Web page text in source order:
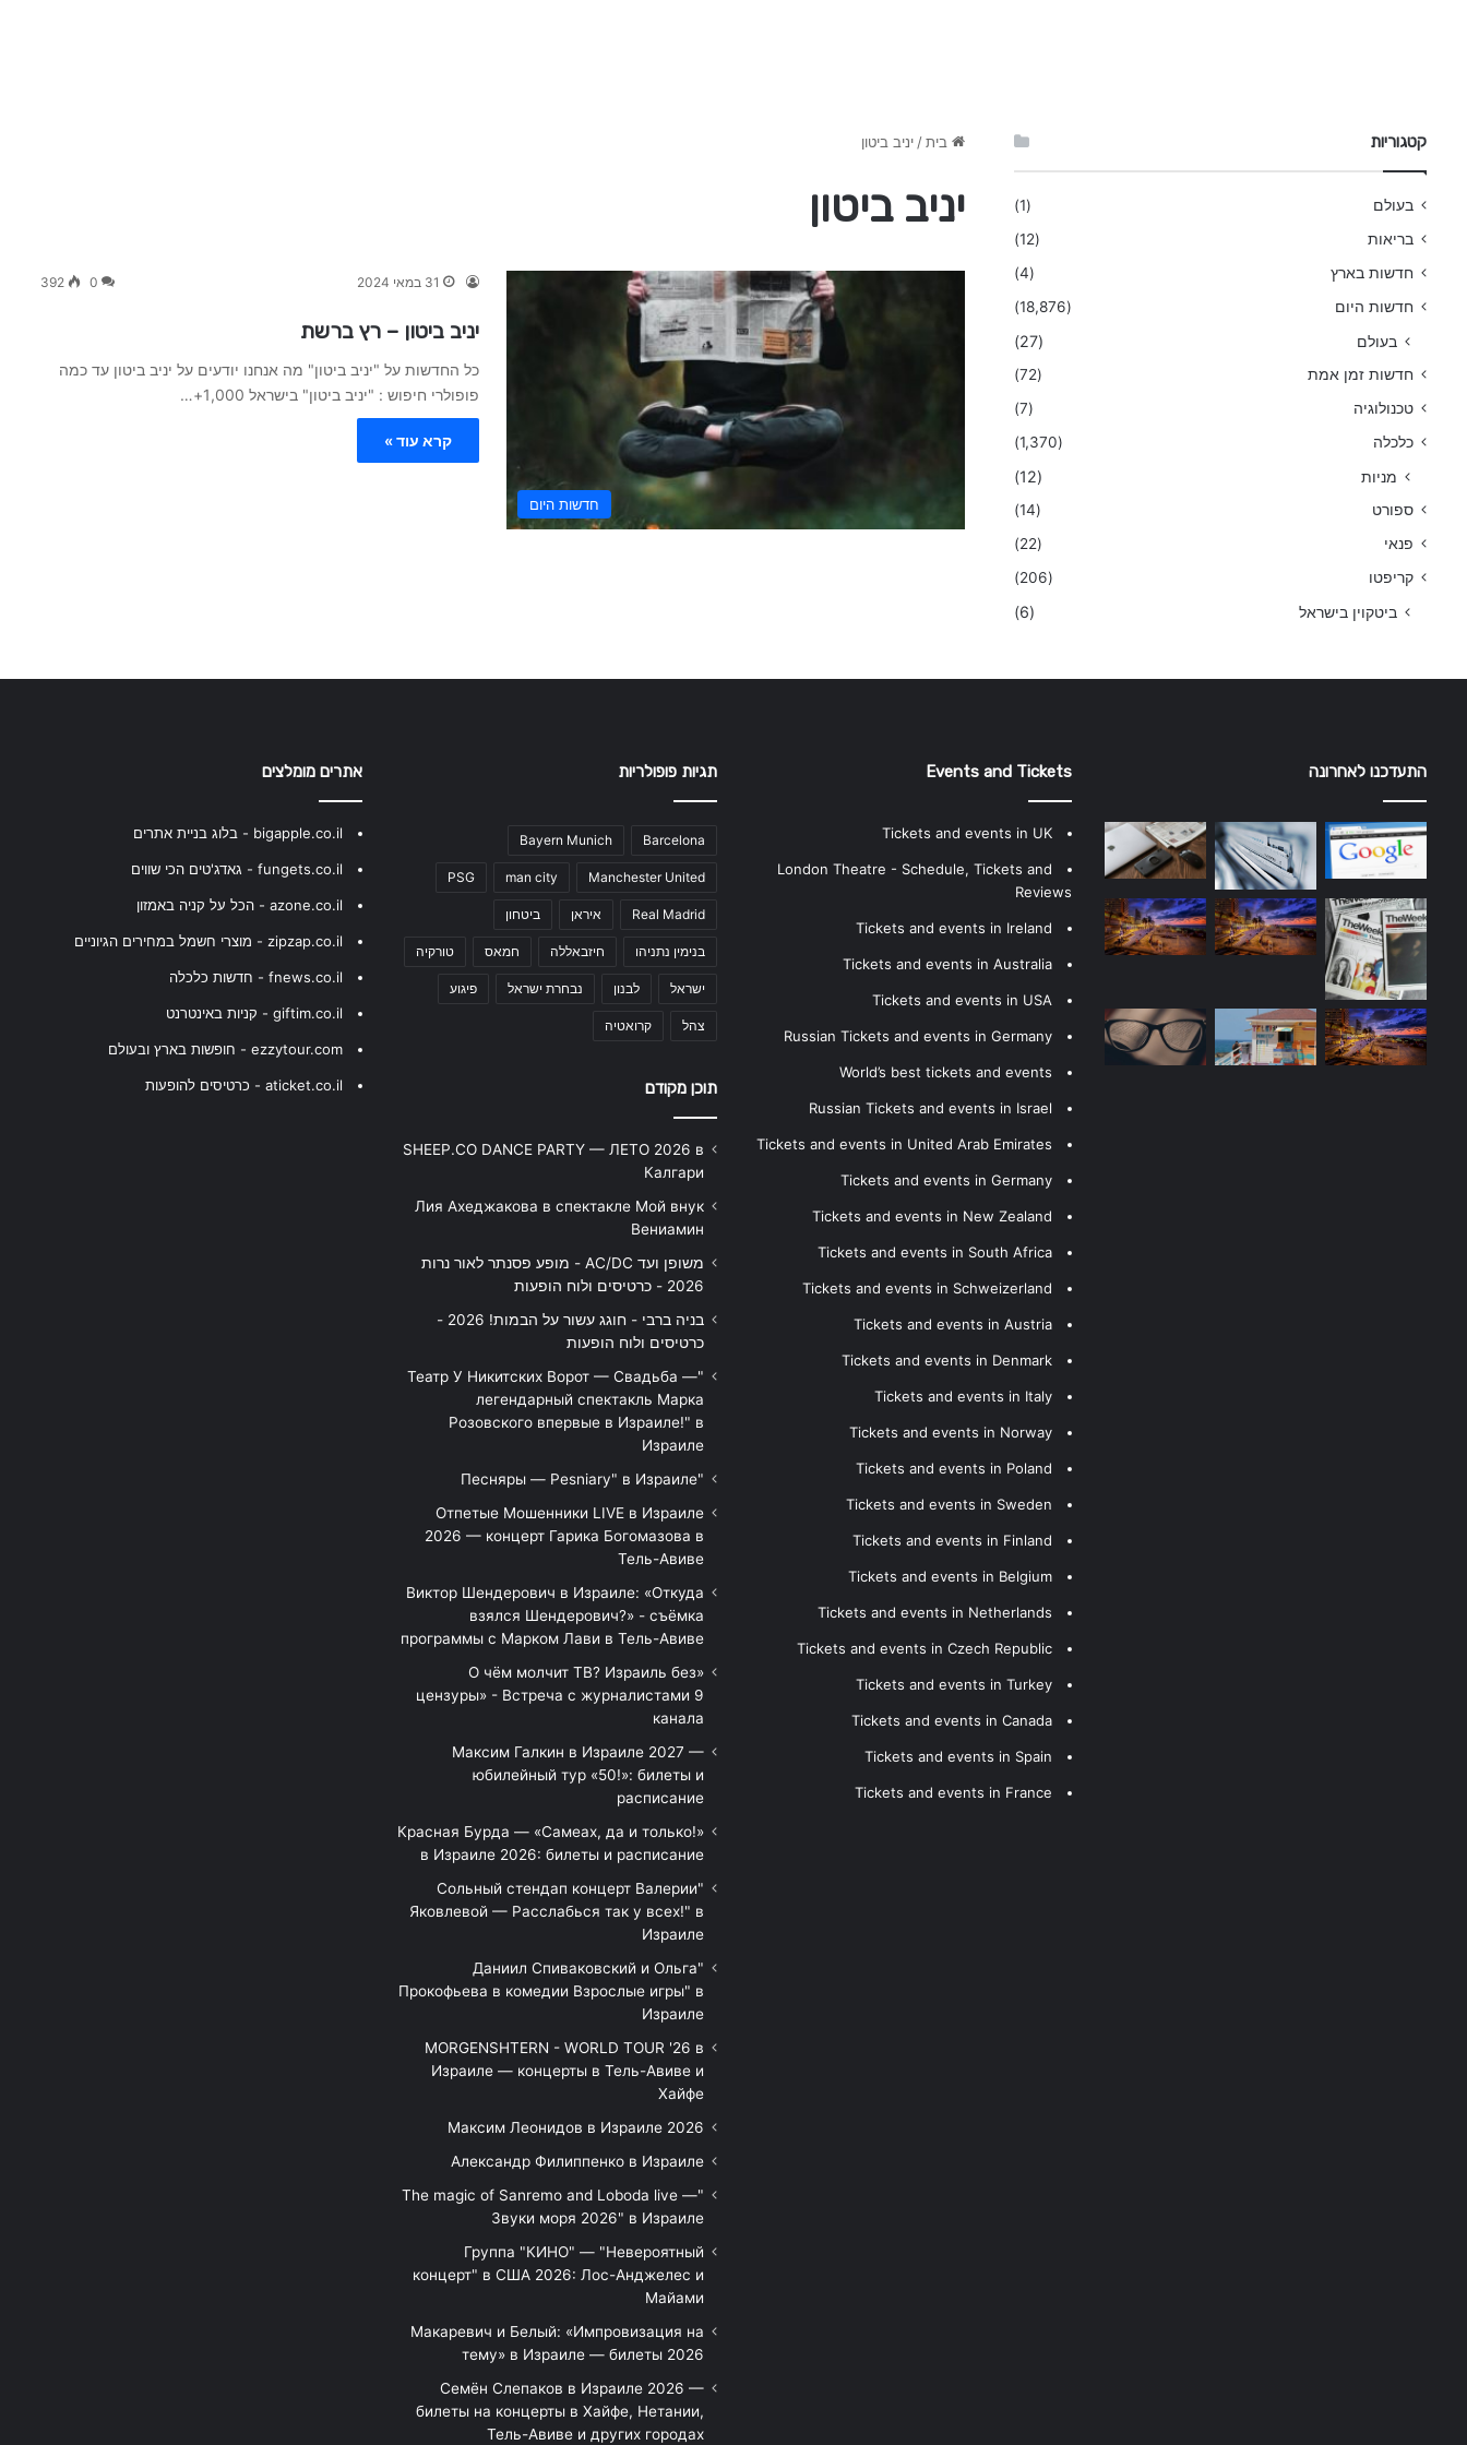
בית / יניב ביטון
יניב ביטון
חדשות היום
31 במאי 2024 0
392
יניב ביטון – רץ ברשת
כל החדשות על "יניב ביטון" מה אנחנו יודעים על יניב ביטון עד כמה
פופולרי חיפוש : "יניב ביטון" בישראל 1,000+…
קרא עוד »
קטגוריות
בעולם
(1)
בריאות
(12)
חדשות בארץ
(4)
חדשות היום
(18,876)
בעולם (27)
חדשות זמן אמת
(72)
טכנולוגיה
(7)
כלכלה
(1,370)
מניות (12)
ספורט
(14)
פנאי
(22)
קריפטו
(206)
ביטקוין בישראל (6)
התעדכנו לאחרונה Events and Tickets
Tickets and events in UK
London Theatre - Schedule, Tickets and
Reviews
Tickets and events in Ireland
Tickets and events in Australia
Tickets and events in USA
Russian Tickets and events in Germany
World’s best tickets and events
Russian Tickets and events in Israel
Tickets and events in United Arab Emirates
Tickets and events in Germany
Tickets and events in New Zealand
Tickets and events in South Africa
Tickets and events in Schweizerland
Tickets and events in Austria
Tickets and events in Denmark
Tickets and events in Italy
Tickets and events in Norway
Tickets and events in Poland
Tickets and events in Sweden
Tickets and events in Finland
Tickets and events in Belgium
Tickets and events in Netherlands
Tickets and events in Czech Republic
Tickets and events in Turkey
Tickets and events in Canada
Tickets and events in Spain
Tickets and events in France
תגיות פופולריות
Barcelona
Bayern Munich
Manchester United
man city
PSG
Real Madrid איראן ביטחון
בנימין נתניהו חיזבאללה חמאס טורקיה
ישראל לבנון נבחרת ישראל פיגוע
צהל קרואטיה
תוכן מקודם
SHEEP.CO DANCE PARTY — ЛЕТО 2026 в
Калгари
Лия Ахеджакова в спектакле Мой внук
Вениамин
משופן ועד AC/DC - מופע פסנתר לאור נרות
2026 - כרטיסים ולוח הופעות
בניה ברבי - חוגג עשור על הבמות! 2026 -
כרטיסים ולוח הופעות
"Театр У Никитских Ворот — Свадьба —
легендарный спектакль Марка
Розовского впервые в Израиле!" в
Израиле
"Песняры — Pesniary" в Израиле
Отпетые Мошенники LIVE в Израиле
2026 — концерт Гарика Богомазова в
Тель-Авиве
Виктор Шендерович в Израиле: «Откуда
взялся Шендерович?» - съёмка
программы с Марком Лави в Тель-Авиве
«О чём молчит ТВ? Израиль без
цензуры» - Встреча с журналистами 9
канала
Максим Галкин в Израиле 2027 —
юбилейный тур «50!»: билеты и
расписание
Красная Бурда — «Самеах, да и только!»
в Израиле 2026: билеты и расписание
"Сольный стендап концерт Валерии
Яковлевой — Расслабься так у всех!" в
Израиле
"Даниил Спиваковский и Ольга
Прокофьева в комедии Взрослые игры" в
Израиле
MORGENSHTERN - WORLD TOUR '26 в
Израиле — концерты в Тель-Авиве и
Хайфе
Максим Леонидов в Израиле 2026
Александр Филиппенко в Израиле
"The magic of Sanremo and Loboda live —
Звуки моря 2026" в Израиле
Группа "КИНО" — "Невероятный
концерт" в США 2026: Лос-Анджелес и
Майами
Макаревич и Белый: «Импровизация на
тему» в Израиле — билеты 2026
Семён Слепаков в Израиле 2026 —
билеты на концерты в Хайфе, Нетании,
Тель-Авиве и других городах
אתרים מומלצים
bigapple.co.il - בלוג בניית אתרים
fungets.co.il - גאדג'טים הכי שווים
azone.co.il - הכל על קניה באמזון
zipzap.co.il - מוצרי חשמל במחירים הגיוניים
fnews.co.il - חדשות כלכלה
giftim.co.il - קניות באינטרנט
ezzytour.com - חופשות בארץ ובעולם
aticket.co.il - כרטיסים להופעות